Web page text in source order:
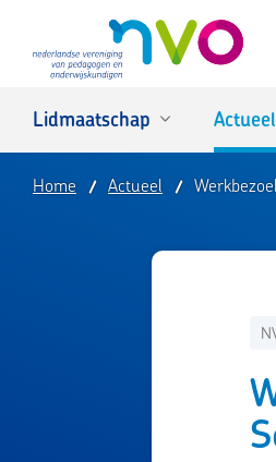
NVO
Lidmaatschap Actueel
Home Actueel